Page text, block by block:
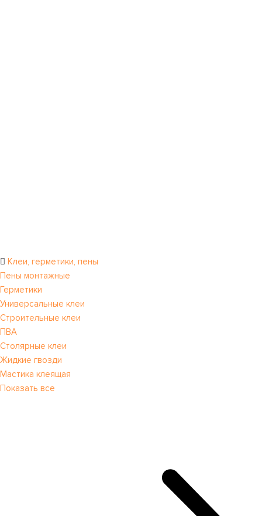
Клеи, герметики, пены
Пены монтажные
Герметики
Универсальные клеи
Строительные клеи
ПВА
Столярные клеи
Жидкие гвозди
Мастика клеящая
Показать все